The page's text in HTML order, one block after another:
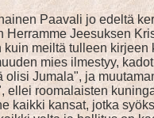
Paavali jo edeltä
Jeesuksen
meiltä tulleen
mies ilmestyy,
Jumala", ja
roomalaisten
kaikki kansat, jotka